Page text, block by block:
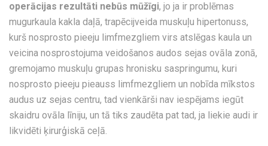
operācijas rezultāti nebūs mūžīgi, jo ja ir problēmas
mugurkaula kakla daļā, trapēcijveida muskuļu hipertonuss,
kurš nosprosto pieeju limfmezgliem virs atslēgas kaula un
veicina nosprostojuma veidošanos audos sejas ovāla zonā,
gremojamo muskuļu grupas hronisku saspringumu, kuri
nosprosto pieeju pieauss limfmezgliem un nobīda mīkstos
audus uz sejas centru, tad vienkārši nav iespējams iegūt
skaidru ovāla līniju, un tā tiks zaudēta pat tad, ja liekie audi ir
likvidēti ķirurģiskā ceļā.